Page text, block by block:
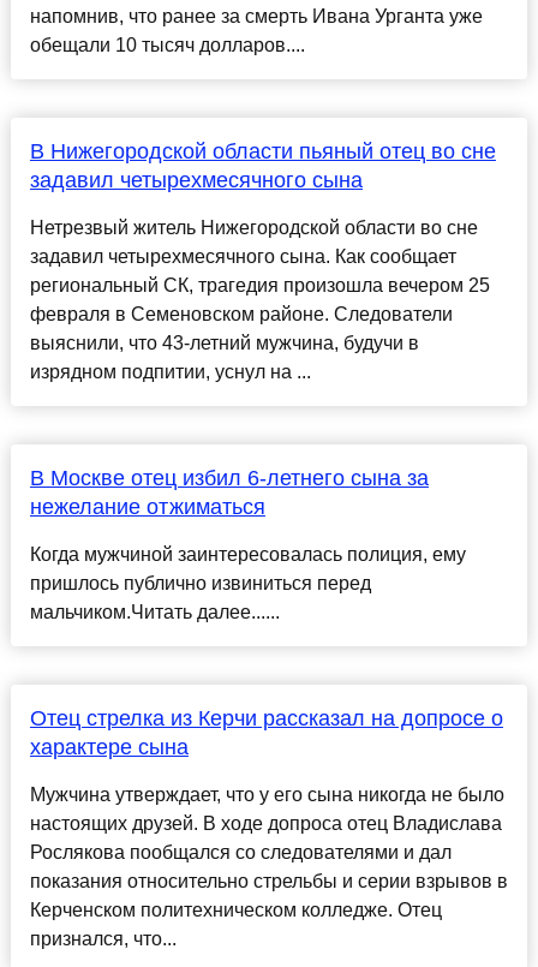
напомнив, что ранее за смерть Ивана Урганта уже
обещали 10 тысяч долларов....
В Нижегородской области пьяный отец во сне
задавил четырехмесячного сына
Нетрезвый житель Нижегородской области во сне
задавил четырехмесячного сына. Как сообщает
региональный СК, трагедия произошла вечером 25
февраля в Семеновском районе. Следователи
выяснили, что 43-летний мужчина, будучи в
изрядном подпитии, уснул на ...
В Москве отец избил 6-летнего сына за
нежелание отжиматься
Когда мужчиной заинтересовалась полиция, ему
пришлось публично извиниться перед
мальчиком.Читать далее......
Отец стрелка из Керчи рассказал на допросе о
характере сына
Мужчина утверждает, что у его сына никогда не было
настоящих друзей. В ходе допроса отец Владислава
Рослякова пообщался со следователями и дал
показания относительно стрельбы и серии взрывов в
Керченском политехническом колледже. Отец
признался, что...